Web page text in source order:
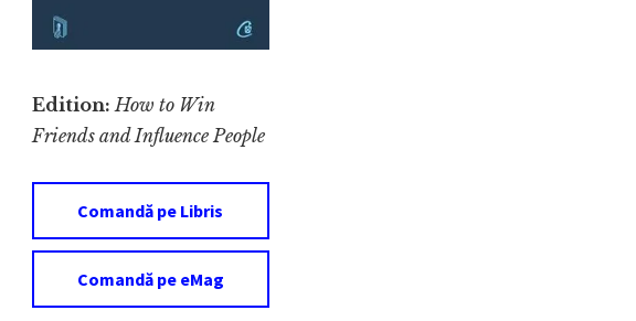
Edition: How to Win
Friends and Influence People
Comandă pe Libris
Comandă pe eMag